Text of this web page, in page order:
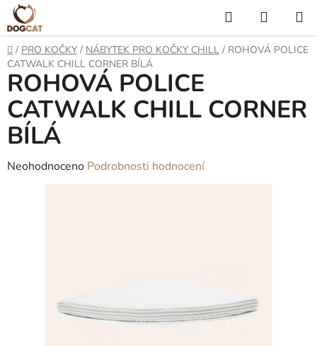
Přejít
na
obsah
Hledat
KOŠÍK
Domů
/ PRO KOČKY / NÁBYTEK PRO KOČKY CHILL / ROHOVÁ POLICE
CATWALK CHILL CORNER BÍLÁ
ROHOVÁ POLICE
CATWALK CHILL CORNER
BÍLÁ
Průměrné
hvězdiček.
Neohodnoceno Podrobnosti hodnocení